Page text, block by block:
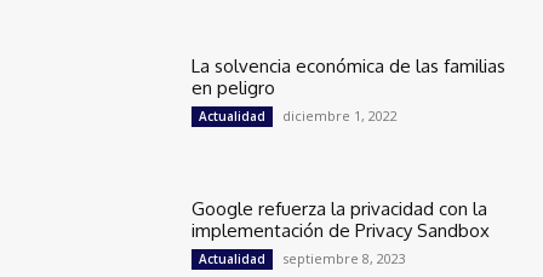
La solvencia económica de las familias
en peligro
Actualidad diciembre 1, 2022
Google refuerza la privacidad con la
implementación de Privacy Sandbox
Actualidad septiembre 8, 2023